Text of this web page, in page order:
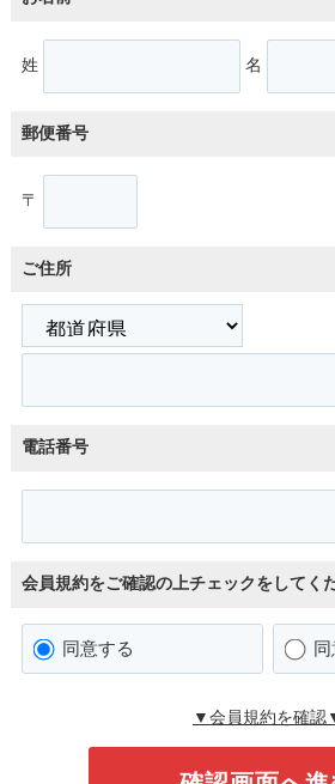
姓 名
郵便番号
〒
ご住所
電話番号
会員規約をご確認の上チェックをしてく
同意する
▼会員規約を確認